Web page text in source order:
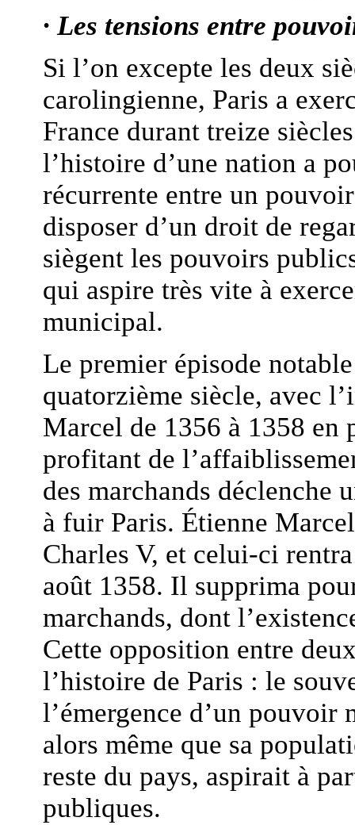
· Les tensions entre
Si l’on excepte les deux
carolingienne, Paris a
France durant treize
l’histoire d’une nation a
récurrente entre un
disposer d’un droit de
siègent les pouvoirs
qui aspire très vite à
municipal.
Le premier épisode
quatorzième siècle, avec
Marcel de 1356 à 1358 en
profitant de
des marchands déclenche
à fuir Paris. Étienne
Charles V, et celui-ci
août 1358. Il supprima
marchands, dont
Cette opposition entre
l’histoire de Paris : le
l’émergence d’un
alors même que sa
reste du pays, aspirait à
publiques.